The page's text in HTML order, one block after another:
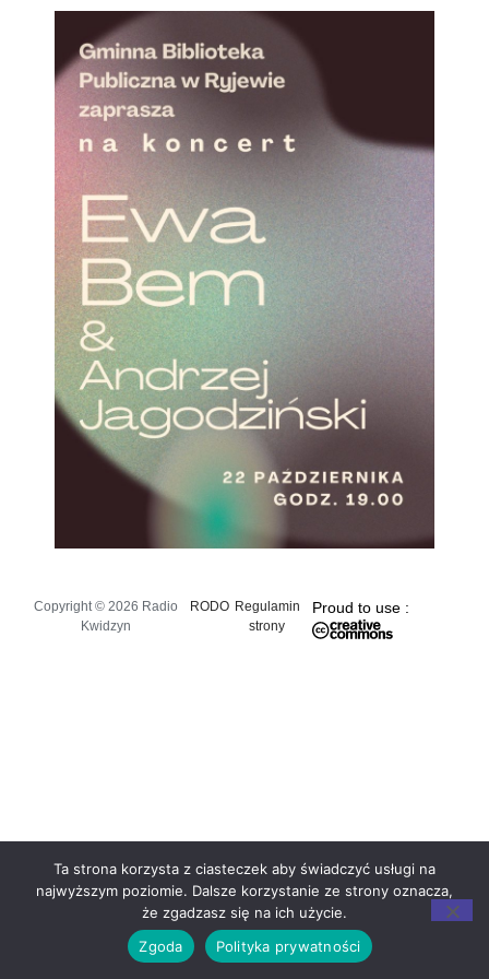
Copyright © 2026 Radio
Kwidzyn
RODO Regulamin
strony
Proud to use :
Ta strona korzysta z ciasteczek aby świadczyć usługi na
najwyższym poziomie. Dalsze korzystanie ze strony oznacza,
że zgadzasz się na ich użycie.
Zgoda
Polityka prywatności